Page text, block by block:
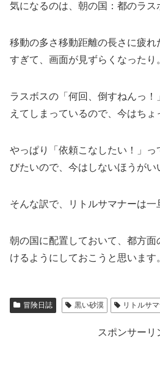
気になるのは、朝の国：都のラス
移動の多さ移動距離の長さに疲
すぎて、画面が見ずらくなったり
ラスボスの「何回、倒すねんっ
えてしまっているので、今はちょ
やっぱり「依頼こなしたい！」
びたいので、今はしないほうがい
そんな訳で、リトルサマナーは一
朝の国に配置しておいて、都方
けるようにしておこうと思います
冒険日誌 黒い砂漠 リトルサ
スポンサーリ